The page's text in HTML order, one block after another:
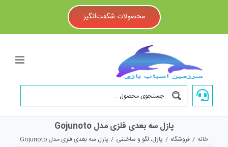
محصولات شگفت‌انگیز
پازل سه بعدی فلزی مدل Gojunoto
خانه / فروشگاه / پازل، لگو و ساختنی / پازل سه بعدی فلزی مدل Gojunoto